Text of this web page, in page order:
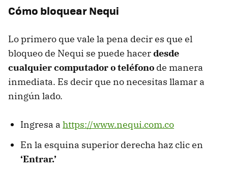
Cómo bloquear Nequi
Lo primero que vale la pena decir es que el
bloqueo de Nequi se puede hacerdesde
cualquier computador o teléfono de manera
inmediata. Es decir que no necesitas llamar a
ningún lado.
Ingresa a https://www.nequi.com.co
En la esquina superior derecha haz clic en
‘Entrar.’